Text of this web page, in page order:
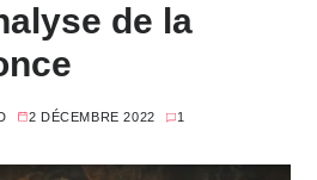
de la
2 DÉCEMBRE 2022 1